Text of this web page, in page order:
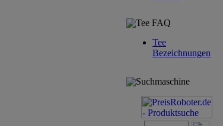
Tee FAQ
Tee
Bezeichnungen
Suchmaschine